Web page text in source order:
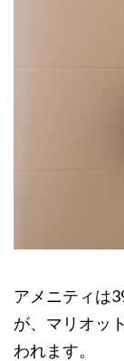
アメニティは
が、マリオッ
われます。